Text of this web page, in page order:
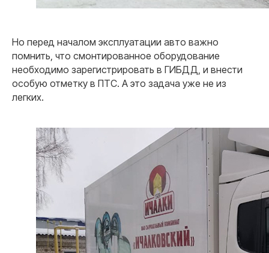
Но перед началом эксплуатации авто важно
помнить, что смонтированное оборудование
необходимо зарегистрировать в ГИБДД, и внести
особую отметку в ПТС. А это задача уже не из
легких.